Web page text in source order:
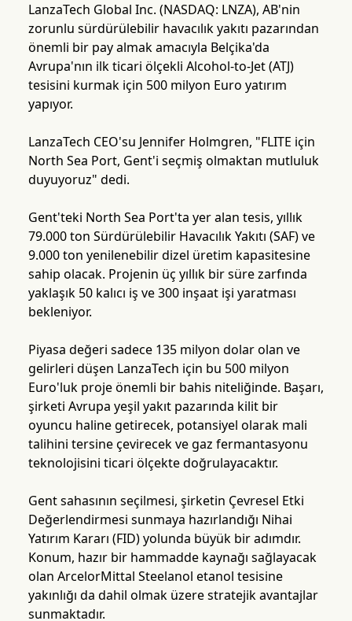
LanzaTech Global Inc. (NASDAQ: LNZA), AB'nin
zorunlu sürdürülebilir havacılık yakıtı pazarından
önemli bir pay almak amacıyla Belçika'da
Avrupa'nın ilk ticari ölçekli Alcohol-to-Jet (ATJ)
tesisini kurmak için 500 milyon Euro yatırım
yapıyor.
LanzaTech CEO'su Jennifer Holmgren, "FLITE için
North Sea Port, Gent'i seçmiş olmaktan mutluluk
duyuyoruz" dedi.
Gent'teki North Sea Port'ta yer alan tesis, yıllık
79.000 ton Sürdürülebilir Havacılık Yakıtı (SAF) ve
9.000 ton yenilenebilir dizel üretim kapasitesine
sahip olacak. Projenin üç yıllık bir süre zarfında
yaklaşık 50 kalıcı iş ve 300 inşaat işi yaratması
bekleniyor.
Piyasa değeri sadece 135 milyon dolar olan ve
gelirleri düşen LanzaTech için bu 500 milyon
Euro'luk proje önemli bir bahis niteliğinde. Başarı,
şirketi Avrupa yeşil yakıt pazarında kilit bir
oyuncu haline getirecek, potansiyel olarak mali
talihini tersine çevirecek ve gaz fermantasyonu
teknolojisini ticari ölçekte doğrulayacaktır.
Gent sahasının seçilmesi, şirketin Çevresel Etki
Değerlendirmesi sunmaya hazırlandığı Nihai
Yatırım Kararı (FID) yolunda büyük bir adımdır.
Konum, hazır bir hammadde kaynağı sağlayacak
olan ArcelorMittal Steelanol etanol tesisine
yakınlığı da dahil olmak üzere stratejik avantajlar
sunmaktadır.